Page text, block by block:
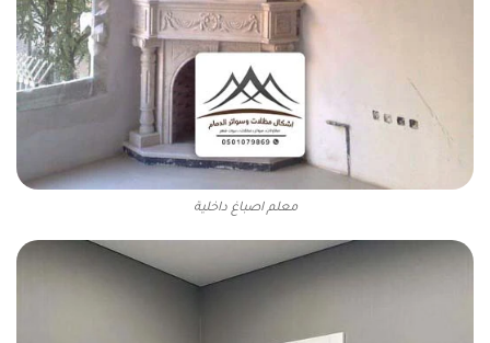
معلم اصباغ داخلية